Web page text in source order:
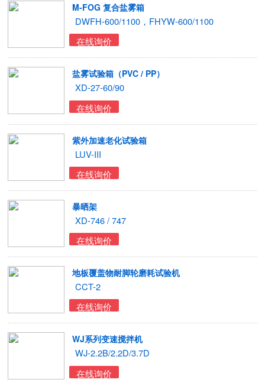
M-FOG 复合盐雾箱
DWFH-600/1100，FHYW-600/1100
在线询价
盐雾试验箱（PVC / PP）
XD-27-60/90
在线询价
紫外加速老化试验箱
LUV-III
在线询价
暴晒架
XD-746 / 747
在线询价
地板覆盖物耐脚轮磨耗试验机
CCT-2
在线询价
WJ系列变速搅拌机
WJ-2.2B/2.2D/3.7D
在线询价